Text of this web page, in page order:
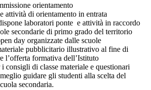
orientamento
attività di orientamento in entrata
laboratori ponte e attività in raccordo
secondarie di primo grado del territorio
day organizzate dalle scuole
pubblicitario illustrativo al fine di
l’offerta formativa dell’Istituto
consigli di classe materiale e questionari
guidare gli studenti alla scelta del
secondaria.